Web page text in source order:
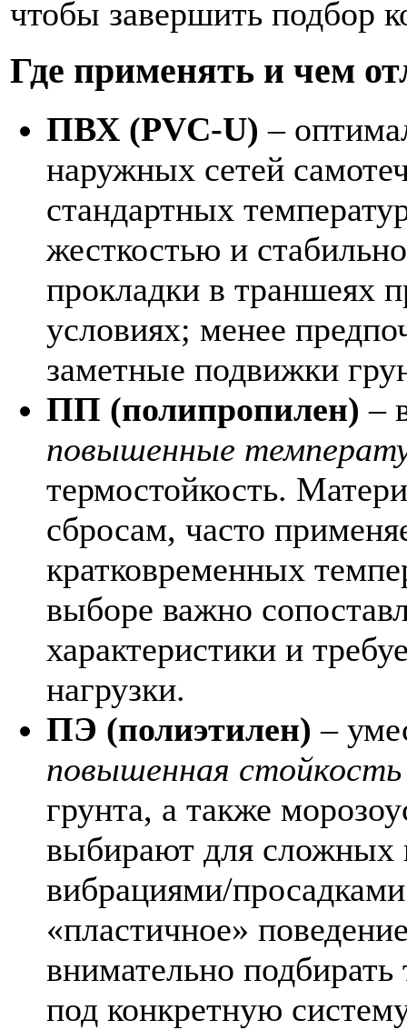
чтобы завершить подбор
Где применять и чем
ПВХ (PVC-U) –
наружных сетей
стандартных
жесткостью и
прокладки в траншеях
условиях; менее
заметные подвижки
ПП (полипропилен) –
повышенные
термостойкость.
сбросам, часто
кратковременных
выборе важно
характеристики и
нагрузки.
ПЭ (полиэтилен) –
повышенная
грунта, а также
выбирают для сложных
вибрациями/
«пластичное»
внимательно
под конкретную